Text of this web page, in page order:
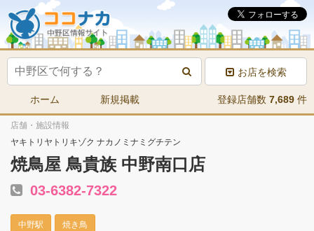
お店を検索
ホーム 新規掲載 登録店舗数 7,689 件
店舗・施設情報
ヤキトリヤトリキゾク ナカノミナミグチテン
焼鳥屋 鳥貴族 中野南口店
03-6382-7322
中野駅 焼き鳥